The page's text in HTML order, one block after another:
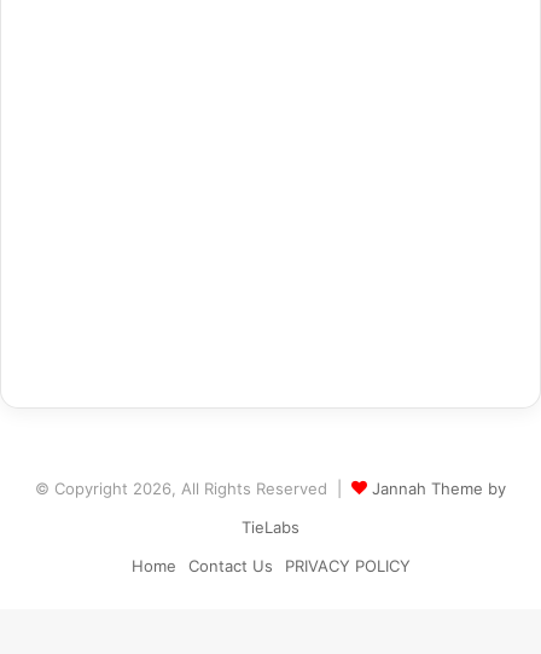
© Copyright 2026, All Rights Reserved |
Jannah Theme by
TieLabs
Home
Contact Us PRIVACY POLICY